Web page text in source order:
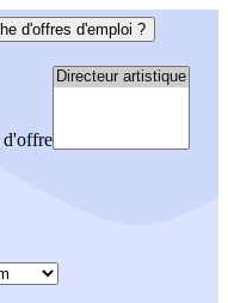
d'offres d'emploi ?
d'offre